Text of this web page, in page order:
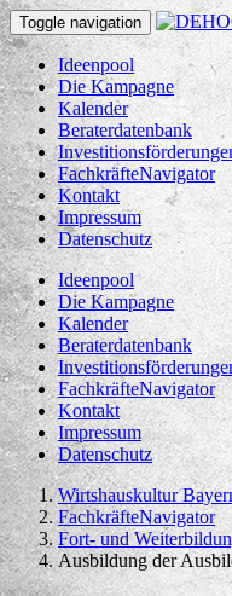
Toggle navigation
Ideenpool
Die Kampagne
Kalender
Beraterdatenbank
FachkräfteNavigator
Kontakt
Impressum
Datenschutz
Ideenpool
Die Kampagne
Kalender
Beraterdatenbank
FachkräfteNavigator
Kontakt
Impressum
Datenschutz
Wirtshauskultur
FachkräfteNavigator
Fort- und
Ausbildung der